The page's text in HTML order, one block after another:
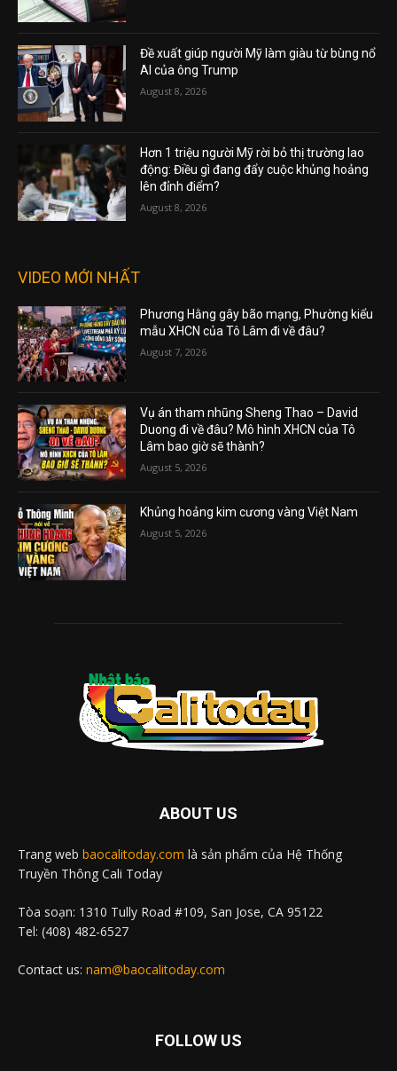
Đề xuất giúp người Mỹ làm giàu từ bùng nổ
AI của ông Trump
August 8, 2026
Hơn 1 triệu người Mỹ rời bỏ thị trường lao
động: Điều gì đang đẩy cuộc khủng hoảng
lên đỉnh điểm?
August 8, 2026
VIDEO MỚI NHẤT
Phương Hằng gây bão mạng, Phường kiểu
mẫu XHCN của Tô Lâm đi về đâu?
August 7, 2026
Vụ án tham nhũng Sheng Thao – David
Duong đi về đâu? Mô hình XHCN của Tô
Lâm bao giờ sẽ thành?
August 5, 2026
Khủng hoảng kim cương vàng Việt Nam
August 5, 2026
ABOUT US
Trang web baocalitoday.com là sản phẩm của Hệ Thống
Truyền Thông Cali Today
Tòa soạn: 1310 Tully Road #109, San Jose, CA 95122
Tel: (408) 482-6527
Contact us: nam@baocalitoday.com
FOLLOW US